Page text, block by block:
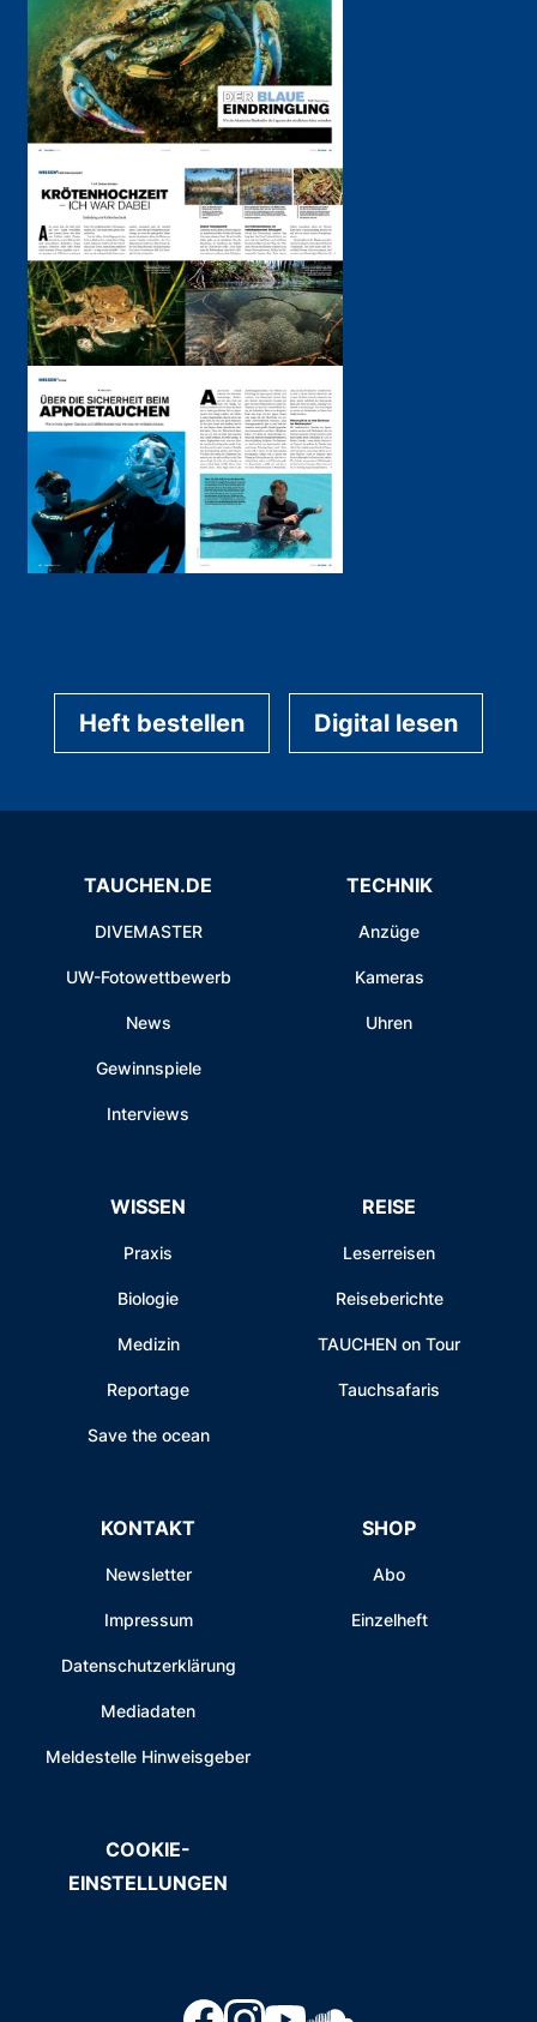
Heft bestellen Digital lesen
TAUCHEN.DE
DIVEMASTER
UW-Fotowettbewerb
News
Gewinnspiele
Interviews
TECHNIK
Anzüge
Kameras
Uhren
WISSEN
Praxis
Biologie
Medizin
Reportage
Save the ocean
REISE
Leserreisen
Reiseberichte
TAUCHEN on Tour
Tauchsafaris
KONTAKT
Newsletter
Impressum
Datenschutzerklärung
Mediadaten
Meldestelle Hinweisgeber
SHOP
Abo
Einzelheft
COOKIE-
EINSTELLUNGEN